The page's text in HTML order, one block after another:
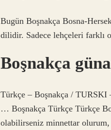
Bugün Boşnakça Bosna-
dilidir. Sadece lehçeleri farklı
Boşnakça
Türkçe – Boşnakça /
… Boşnakça Türkçe Türkçe
olabilirseniz minnettar